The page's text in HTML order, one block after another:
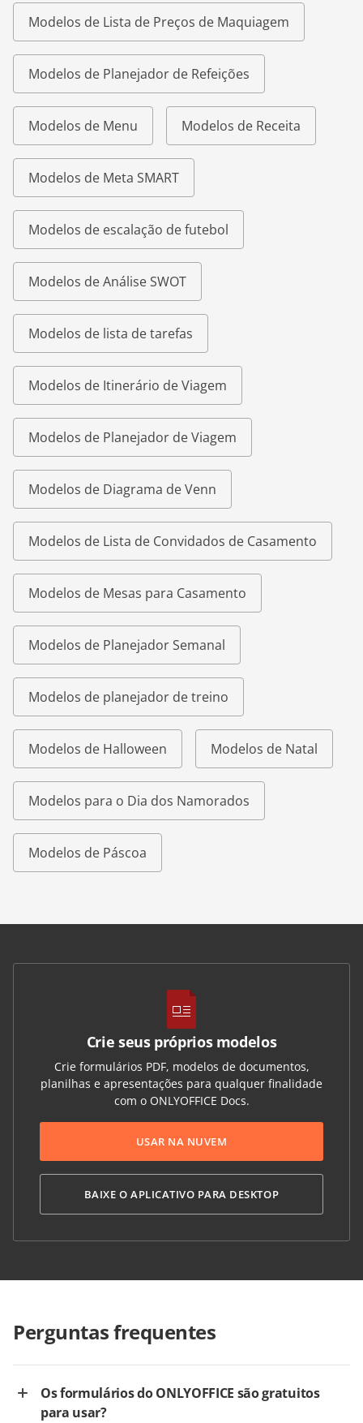
Modelos de Lista de Preços de Maquiagem
Modelos de Planejador de Refeições
Modelos de Menu Modelos de Receita
Modelos de Meta SMART
Modelos de escalação de futebol
Modelos de Análise SWOT
Modelos de lista de tarefas
Modelos de Itinerário de Viagem
Modelos de Planejador de Viagem
Modelos de Diagrama de Venn
Modelos de Lista de Convidados de Casamento
Modelos de Mesas para Casamento
Modelos de Planejador Semanal
Modelos de planejador de treino
Modelos de Halloween Modelos de Natal
Modelos para o Dia dos Namorados
Modelos de Páscoa
Crie seus próprios modelos
Crie formulários PDF, modelos de documentos,
planilhas e apresentações para qualquer finalidade
com o ONLYOFFICE Docs.
USAR NA NUVEM
BAIXE O APLICATIVO PARA DESKTOP
Perguntas frequentes
Os formulários do ONLYOFFICE são gratuitos
para usar?